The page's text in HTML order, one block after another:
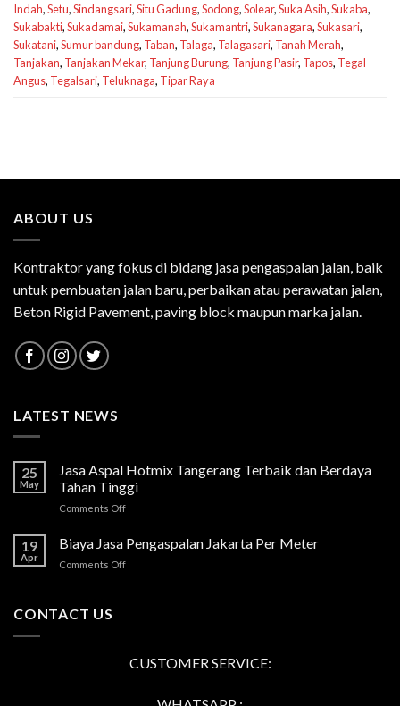
Indah,Setu,Sindangsari,Situ Gadung,Sodong,Solear,Suka Asih,Sukaba,
Sukabakti,Sukadamai,Sukamanah,Sukamantri,Sukanagara,Sukasari,
Sukatani,Sumur bandung, Taban, Talaga, Talagasari, Tanah Merah,
Tanjakan, Tanjakan Mekar, Tanjung Burung, Tanjung Pasir, Tapos, Tegal
Angus, Tegalsari, Teluknaga, Tipar Raya
ABOUT US
Kontraktor yang fokus di bidang jasa pengaspalan jalan, baik
untuk pembuatan jalan baru, perbaikan atau perawatan jalan,
Beton Rigid Pavement, paving block maupun marka jalan.
LATEST NEWS
25
May
Jasa Aspal Hotmix Tangerang Terbaik dan Berdaya
Tahan Tinggi
Comments Offon
Aspal
Hotmix
19
Apr
Biaya Jasa Pengaspalan Jakarta Per Meter
Comments Offon
CONTACT US
CUSTOMER SERVICE: